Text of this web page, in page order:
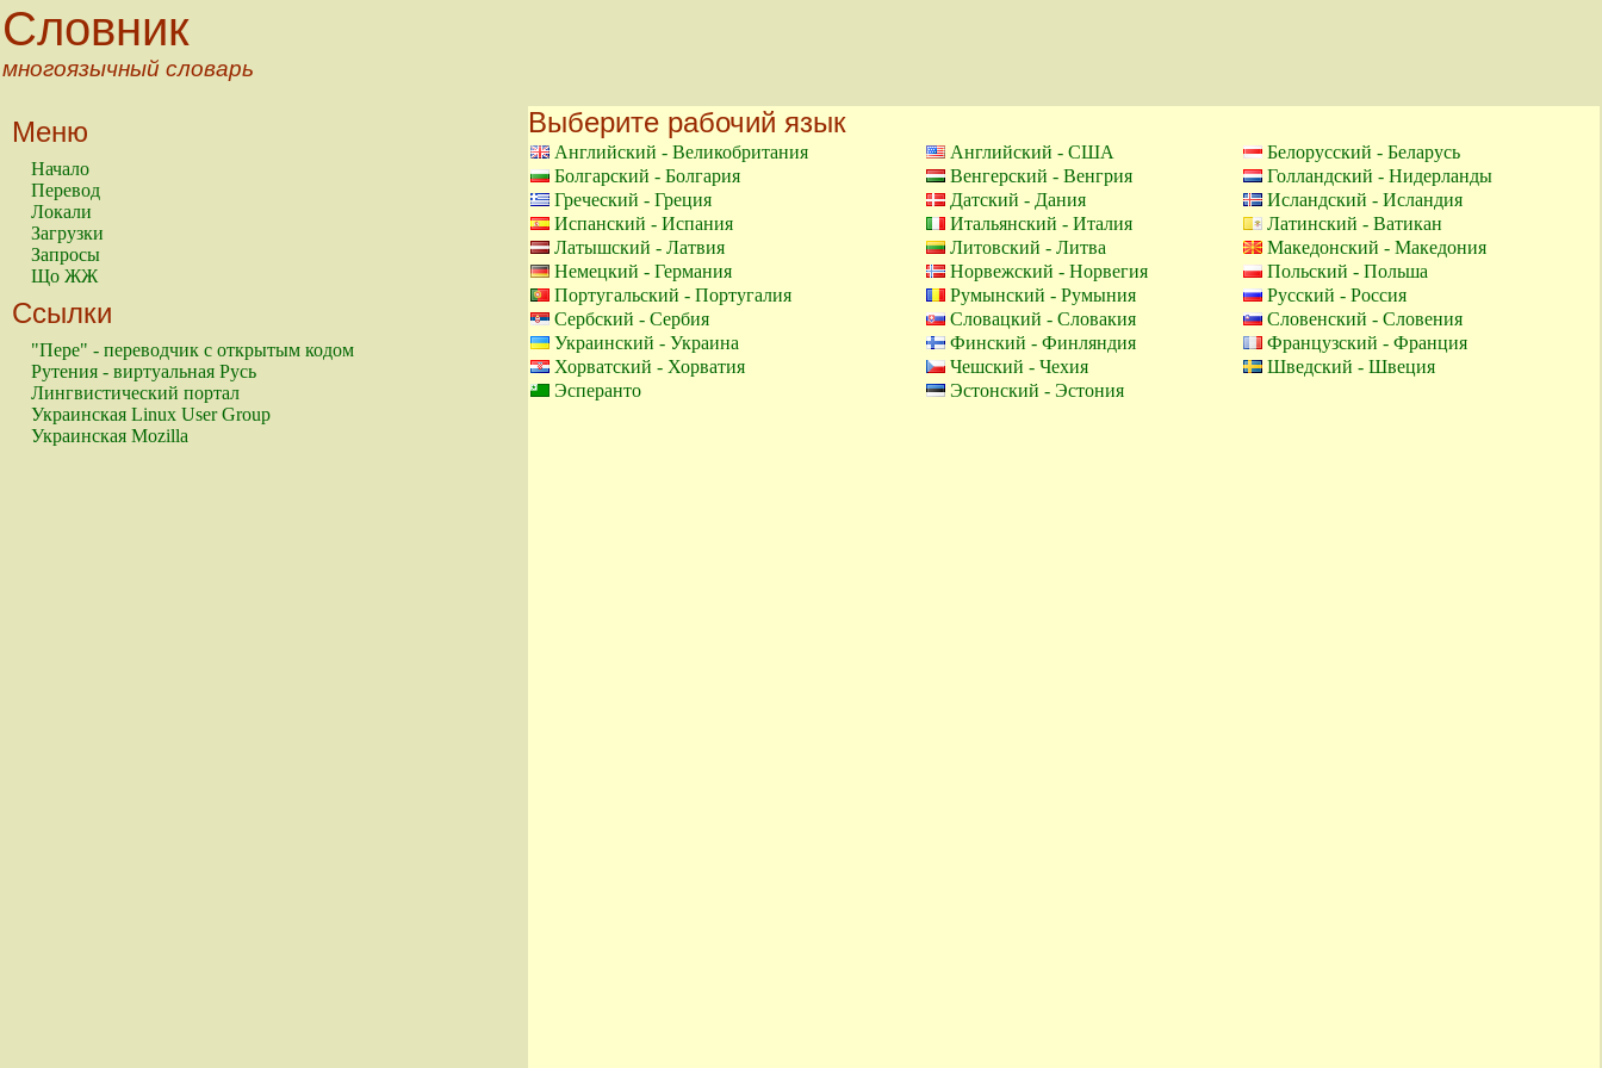
Словник
многоязычный словарь
Меню
Начало
Перевод
Локали
Загрузки
Запросы
Що ЖЖ
Ссылки
"Пере" - переводчик с открытым кодом
Рутения - виртуальная Русь
Лингвистический портал
Украинская Linux User Group
Украинская Mozilla
Выберите рабочий язык
Английский - Великобритания Английский - США
Белорусский - Беларусь
Болгарский - Болгария
Венгерский - Венгрия
Голландский - Нидерланды
Греческий - Греция
Датский - Дания
Исландский - Исландия
Испанский - Испания
Итальянский - Италия
Латинский - Ватикан
Латышский - Латвия
Литовский - Литва
Македонский - Македония
Немецкий - Германия
Норвежский - Норвегия
Польский - Польша
Португальский - Португалия
Румынский - Румыния
Русский - Россия
Сербский - Сербия
Словацкий - Словакия
Словенский - Словения
Украинский - Украина
Финский - Финляндия
Французский - Франция
Хорватский - Хорватия
Чешский - Чехия
Шведский - Швеция
Эсперанто
Эстонский - Эстония